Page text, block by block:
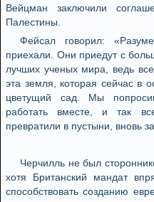
Вейцман заключили
Палестины.
Фейсал говорил:
приехали. Они приедут с
лучших ученых мира, ведь
эта земля, которая сейчас в
цветущий сад. Мы
работать вместе, и так
превратили в пустыни, вновь
Черчилль не был
хотя Британский мандат
способствовать созданию